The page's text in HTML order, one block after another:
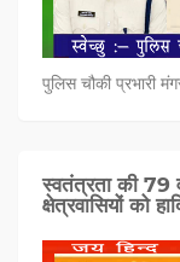
पुलिस चौकी प्रभारी
स्वतंत्रता की 79
क्षेत्रवासियों को